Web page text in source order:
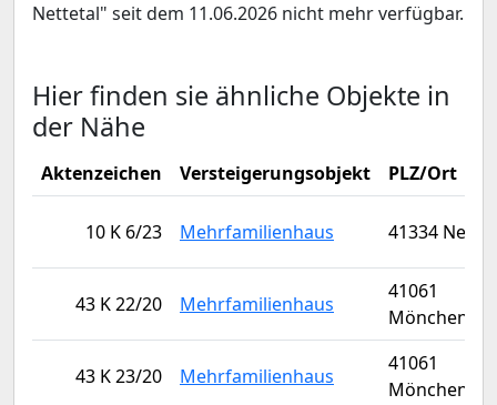
Nettetal" seit dem 11.06.2026 nicht mehr verfügbar.
Hier finden sie ähnliche Objekte in
der Nähe
Aktenzeichen Versteigerungsobjekt PLZ/Ort
10 K 6/23 Mehrfamilienhaus 41334
43 K 22/20 Mehrfamilienhaus
41061
43 K 23/20 Mehrfamilienhaus
41061